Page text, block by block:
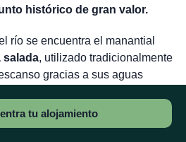
histórico de gran valor.
río se encuentra el manantial
salada, utilizado tradicionalmente
gracias a sus aguas
pasa por el pueblo.
tu alojamiento